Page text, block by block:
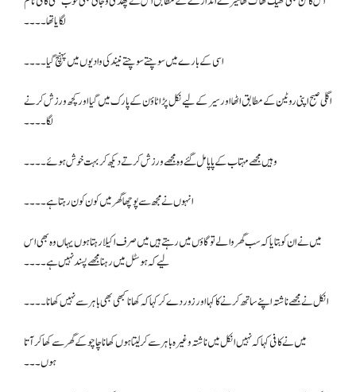
لگایا تھا۔۔۔۔
اسی کے بارے میں سوچتے سوچتے نیند کی وادیوں میں پہنچ گیا۔۔۔۔
اگلی صبح اپنی روٹین کے مطابق اٹھا اور سیر کے لیے نکل پڑا ٹاؤن کے پارک میں گیا اور کچھ ورزش کرنے
لگا۔۔۔۔
وہیں مجھے مہتاب کے پاپا مل گئے وہ مجھے ورزش کرتے دیکھ کر بہت خوش ہوئے۔۔۔۔
انہوں نے مجھ سے پوچھا گھر میں کون کون رہتا ہے ۔۔۔۔
میں نے ان کو بتایا کہ سب گھر والے تو گاؤں میں رہتے ہیں میں صرف اکیلا رہتا ہوں یہاں وہ بھی اس
لیے کہ ہوسٹل میں رہنا مجھے پسند نہیں ہے۔۔۔۔
انکل نے مجھے ناشتہ اپنے ساتھ کرنے کا کہا اور زور دے کر کہا کہ کھانا کبھی بھی باہر سے نہیں کھانا۔۔۔۔
میں نے کافی کہا کہ نہیں انکل میں ناشتہ وغیرہ باہر سے کر لیتا ہوں کھانا چاچو کے گھر سے کھا کر آتا
ہوں۔۔۔